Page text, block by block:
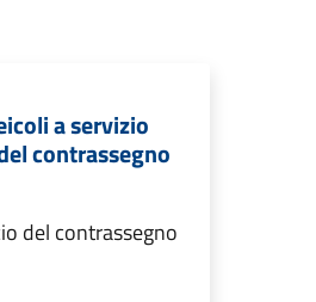
a servizio
contrassegno
del contrassegno